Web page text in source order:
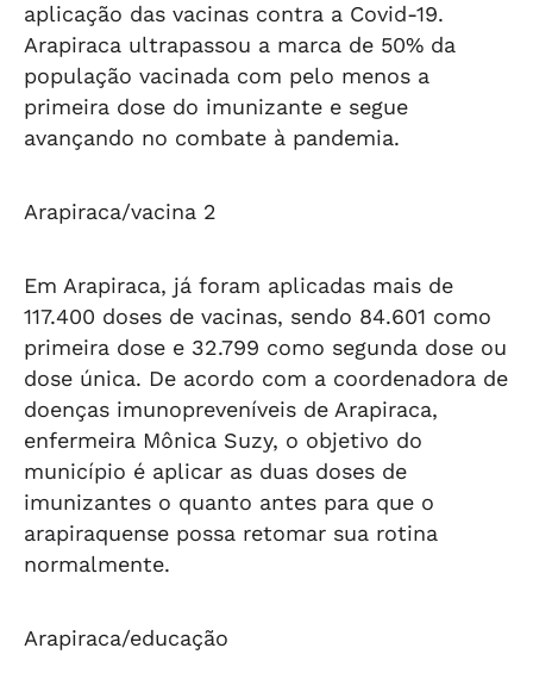
aplicação das vacinas contra a Covid-19.
Arapiraca ultrapassou a marca de 50% da
população vacinada com pelo menos a
primeira dose do imunizante e segue
avançando no combate à pandemia.
Arapiraca/vacina 2
Em Arapiraca, já foram aplicadas mais de
117.400 doses de vacinas, sendo 84.601 como
primeira dose e 32.799 como segunda dose ou
dose única. De acordo com a coordenadora de
doenças imunopreveníveis de Arapiraca,
enfermeira Mônica Suzy, o objetivo do
município é aplicar as duas doses de
imunizantes o quanto antes para que o
arapiraquense possa retomar sua rotina
normalmente.
Arapiraca/educação